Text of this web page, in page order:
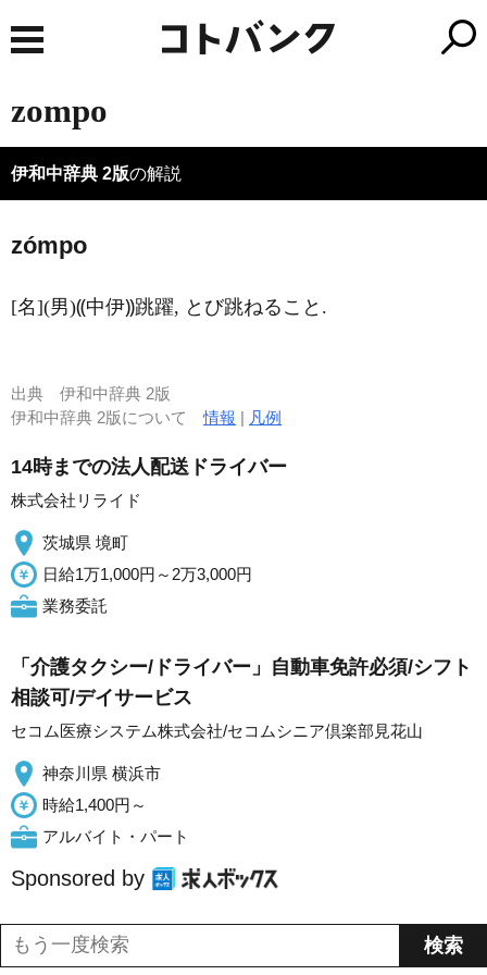
zompo
伊和中辞典 2版の解説
zómpo
[名](男)⸨中伊⸩跳躍, とび跳ねること.
出典 伊和中辞典 2版
伊和中辞典 2版について情報 | 凡例
14時までの法人配送ドライバー
株式会社リライド
茨城県 境町
日給1万1,000円～2万3,000円
業務委託
「介護タクシー/ドライバー」自動車免許必須/シフト
相談可/デイサービス
セコム医療システム株式会社/セコムシニア倶楽部見花山
神奈川県 横浜市
時給1,400円～
アルバイト・パート
Sponsored by